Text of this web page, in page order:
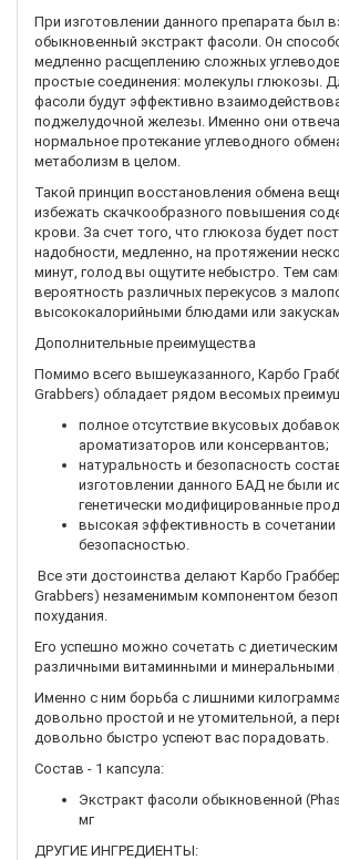
При изготовлении данного препарата был
обыкновенный экстракт фасоли. Он
медленно расщеплению сложных
простые соединения: молекулы глюкозы.
фасоли будут эффективно
поджелудочной железы. Именно они
нормальное протекание углеводного
метаболизм в целом.
Такой принцип восстановления обмена
избежать скачкообразного повышения
крови. За счет того, что глюкоза будет
надобности, медленно, на протяжении
минут, голод вы ощутите небыстро. Тем
вероятность различных перекусов з
высококалорийными блюдами или
Дополнительные преимущества
Помимо всего вышеуказанного, Карбо
Grabbers) обладает рядом весомых
полное отсутствие вкусовых
ароматизаторов или консервантов;
натуральность и безопасность
изготовлении данного БАД не были
генетически модифицированные
высокая эффективность в
безопасностью.
Все эти достоинства делают Карбо
Grabbers) незаменимым компонентом
похудания.
Его успешно можно сочетать с
различными витаминными и минеральными
Именно с ним борьба с лишними
довольно простой и не утомительной, а
довольно быстро успеют вас порадовать.
Состав - 1 капсула:
Экстракт фасоли обыкновенной
мг
ДРУГИЕ ИНГРЕДИЕНТЫ: